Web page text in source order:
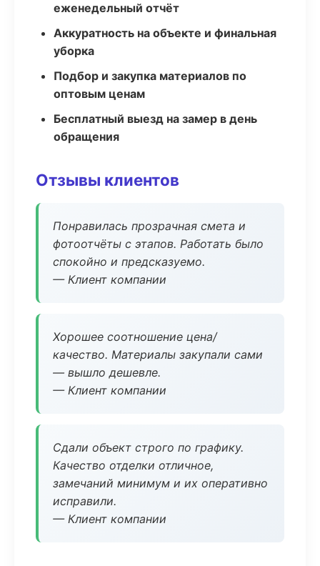
еженедельный отчёт
Аккуратность на объекте и финальная
уборка
Подбор и закупка материалов по
оптовым ценам
Бесплатный выезд на замер в день
обращения
Отзывы клиентов
Понравилась прозрачная смета и
фотоотчёты с этапов. Работать было
спокойно и предсказуемо.
— Клиент компании
Хорошее соотношение цена/
качество. Материалы закупали сами
— вышло дешевле.
— Клиент компании
Сдали объект строго по графику.
Качество отделки отличное,
замечаний минимум и их оперативно
исправили.
— Клиент компании